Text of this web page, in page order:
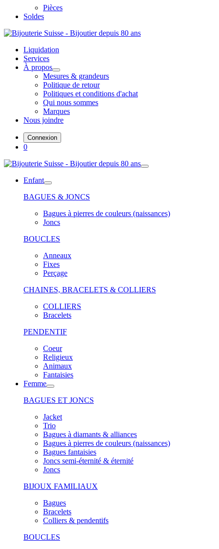
Pièces
Soldes
Liquidation
Services
À propos
Mesures & grandeurs
Politique de retour
Politiques et conditions d'achat
Qui nous sommes
Marques
Nous joindre
Connexion
0
Enfant
BAGUES & JONCS
Bagues à pierres de couleurs (naissances)
Joncs
BOUCLES
Anneaux
Fixes
Perçage
CHAINES, BRACELETS & COLLIERS
COLLIERS
Bracelets
PENDENTIF
Coeur
Religieux
Animaux
Fantaisies
Femme
BAGUES ET JONCS
Jacket
Trio
Bagues à diamants & alliances
Bagues à pierres de couleurs (naissances)
Bagues fantaisies
Joncs semi-éternité & éternité
Joncs
BIJOUX FAMILIAUX
Bagues
Bracelets
Colliers & pendentifs
BOUCLES